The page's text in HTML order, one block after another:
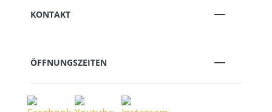
KONTAKT
ÖFFNUNGSZEITEN